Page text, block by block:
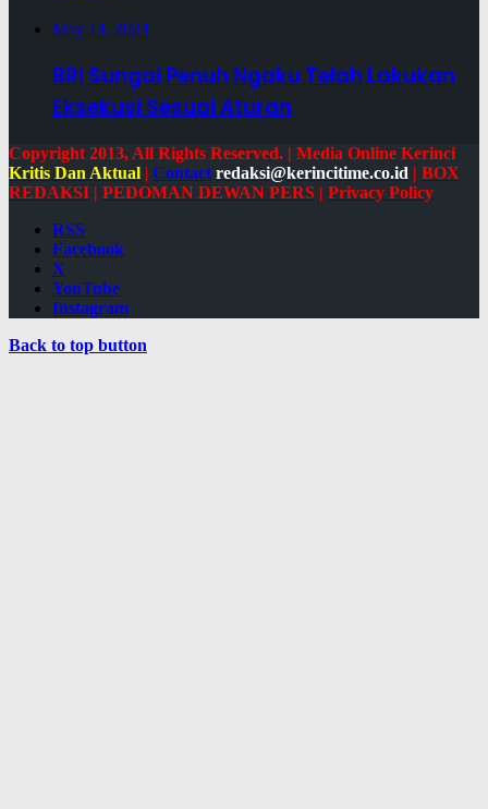
May 14, 2024
BRI Sungai Penuh Ngaku Telah Lakukan
Eksekusi Sesuai Aturan
Copyright 2013, All Rights Reserved. | Media Online Kerinci
Kritis Dan Aktual | Contact redaksi@kerincitime.co.id | BOX
REDAKSI | PEDOMAN DEWAN PERS | Privacy Policy
RSS
Facebook
X
YouTube
Instagram
Back to top button